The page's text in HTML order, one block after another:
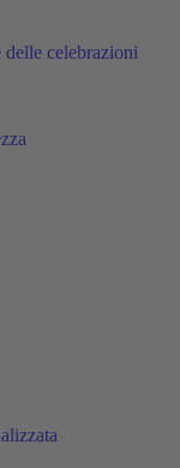
celebrazioni